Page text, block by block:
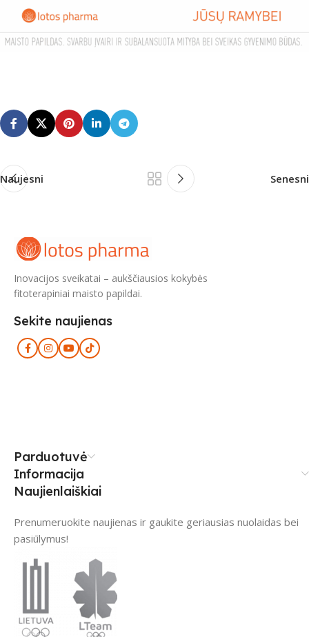
Naujesni Senesni
Inovacijos sveikatai – aukščiausios kokybės
fitoterapiniai maisto papildai.
Sekite naujienas
Parduotuvė
Informacija
Naujienlaiškiai
Prenumeruokite naujienas ir gaukite geriausias nuolaidas bei
pasiūlymus!